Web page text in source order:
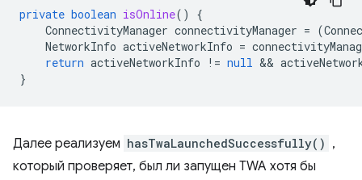
private boolean isOnline()
{
ConnectivityManager connectivityManager = (
NetworkInfo activeNetworkInfo =
return activeNetworkInfo != null &&
}
Далее реализуем hasTwaLaunchedSuccessfully() ,
который проверяет, был ли запущен TWA хотя бы